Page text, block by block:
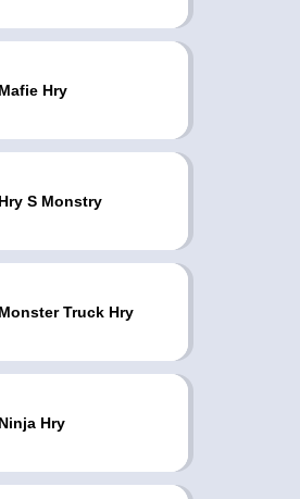
Mafie Hry
Hry S Monstry
Monster Truck Hry
Ninja Hry